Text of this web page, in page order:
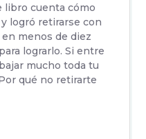
libro cuenta cómo
logró retirarse con
menos de diez
lograrlo. Si entre
mucho toda tu
qué no retirarte